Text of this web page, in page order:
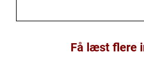
Få læst flere